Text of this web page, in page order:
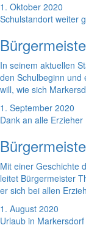
1. Oktober 2020
Schulstandort weiter
In seinem aktuellen
den Schulbeginn und
will, wie sich
1. September 2020
Dank an alle Erzieher
Mit einer Geschichte
leitet Bürgermeister
er sich bei allen
1. August 2020
Urlaub in Markersdorf